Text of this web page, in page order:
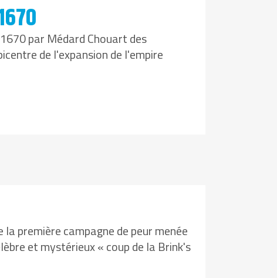
par Médard Chouart des
de l'expansion de l'empire
première campagne de peur menée
et mystérieux « coup de la Brink's